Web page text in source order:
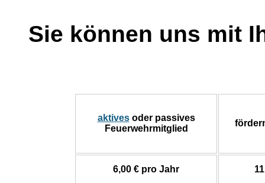
Sie können uns mit
aktivesoder passives
Feuerwehrmitglied
6,00 € pro Jahr